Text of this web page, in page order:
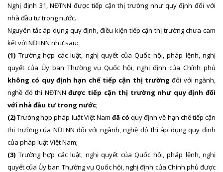
Nghị định 31, NĐTNN được tiếp cận thị trường như quy định đối với
nhà đầu tư trong nước.
Nguyên tắc áp dụng quy định, điều kiện tiếp cận thị trường chưa cam
kết với NĐTNN như sau:
(1) Trường hợp các luật, nghị quyết của Quốc hội, pháp lệnh, nghị
quyết của Ủy ban Thường vụ Quốc hội, nghị định của Chính phủ
không có quy định hạn chế tiếp cận thị trường đối với ngành,
nghề đó thì NĐTNNđược tiếp cận thị trường như quy định đối
với nhà đầu tư trong nước;
(2)Trường hợp pháp luật Việt Nam đã có quy định về hạn chế tiếp cận
thị trường của NĐTNN đối với ngành, nghề đó thì áp dụng quy định
của pháp luật Việt Nam;
(3) Trường hợp các luật, nghị quyết của Quốc hội, pháp lệnh, nghị
quyết của Ủy ban Thường vụ Quốc hội, nghị định của Chính phủ được